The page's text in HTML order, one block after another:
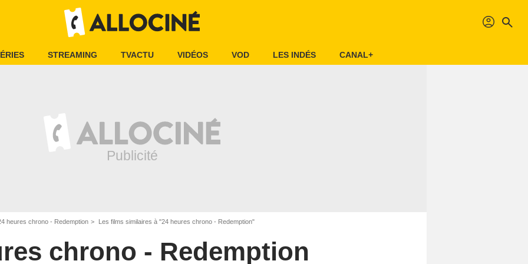
profil search
STREAMING TVACTU VIDÉOS VOD LES INDÉS CANAL+
heures chrono - Redemption Les films similaires à "24 heures chrono - Redemption"
chrono - Redemption